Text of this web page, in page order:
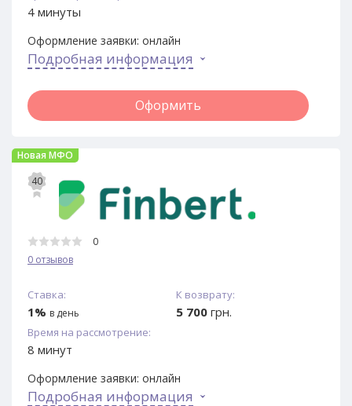
4 минуты
Оформление заявки: онлайн
Подробная информация
Оформить
Новая МФО
40
0
0 отзывов
Ставка:
1% в день
К возврату:
5 700 грн.
Время на рассмотрение:
8 минут
Оформление заявки: онлайн
Подробная информация